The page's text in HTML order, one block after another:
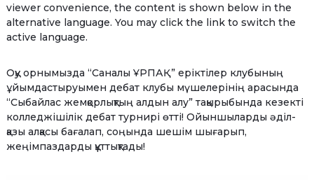
viewer convenience, the content is shown below in the
alternative language. You may click the link to switch the
active language.
Оқу орнымызда “Саналы ҰРПАҚ” еріктілер клубының
ұйымдастыруымен дебат клубы мүшелерінің арасында
“Сыбайлас жемқорлықтың алдын алу” тақырыбында кезекті
колледжішілік дебат турнирі өтті! Ойыншыларды әділ-
қазы алқасы бағалап, соңында шешім шығарып,
жеңімпаздарды құттықтады!